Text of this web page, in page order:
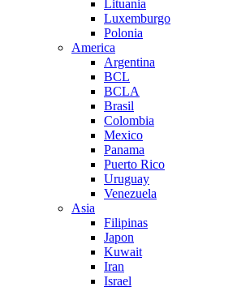
Lituania
Luxemburgo
Polonia
America
Argentina
BCL
BCLA
Brasil
Colombia
Mexico
Panama
Puerto Rico
Uruguay
Venezuela
Asia
Filipinas
Japon
Kuwait
Iran
Israel